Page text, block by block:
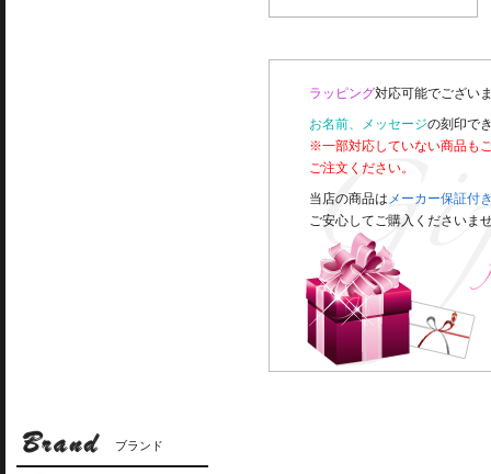
ラッピング対応可能でござい
お名前、メッセージの刻印で
※一部対応していない商品も
ご注文ください。
当店の商品は メーカー保証付
ご安心してご購入くださいま
ブランド